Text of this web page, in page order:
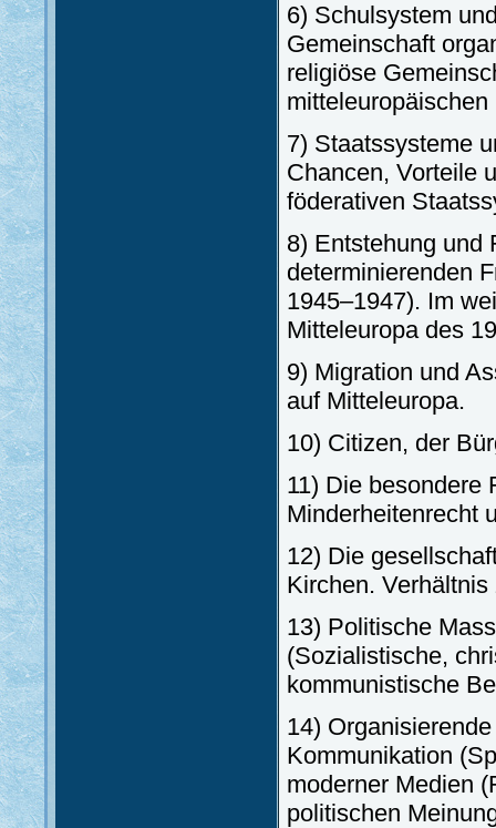
6) Schulsystem
Gemeinschaft
religiöse
7) Staatssysteme
Chancen, Vorteile
föderativen
8) Entstehung und
determinierenden
1945–1947). Im
Mitteleuropa des
9) Migration und
auf Mitteleuropa.
10) Citizen, der
11) Die besondere
Minderheitenrecht
12) Die
Kirchen.
13) Politische
(Sozialistische,
kommunistische
14)
Kommunikation
moderner Medien
politischen